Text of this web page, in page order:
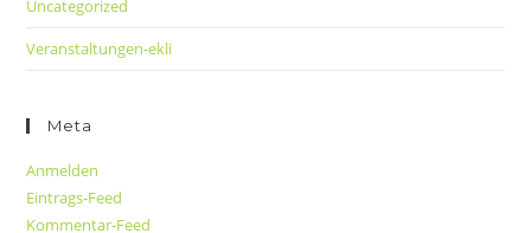
Uncategorized
Veranstaltungen-ekli
Meta
Anmelden
Eintrags-Feed
Kommentar-Feed